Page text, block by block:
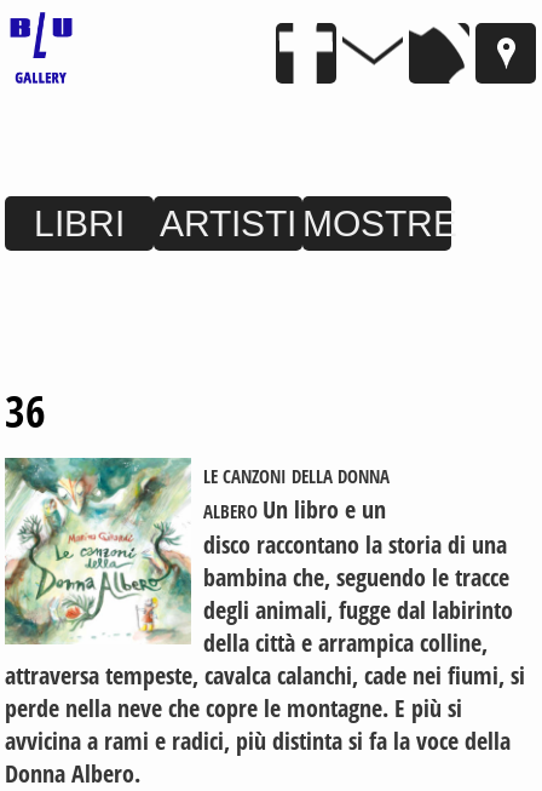
LIBRI ARTISTI MOSTRE
36
LE CANZONI DELLA DONNA
ALBERO Un libro e un
disco raccontano la storia di una
bambina che, seguendo le tracce
degli animali, fugge dal labirinto
della città e arrampica colline,
attraversa tempeste, cavalca calanchi, cade nei fiumi, si
perde nella neve che copre le montagne. E più si
avvicina a rami e radici, più distinta si fa la voce della
Donna Albero.